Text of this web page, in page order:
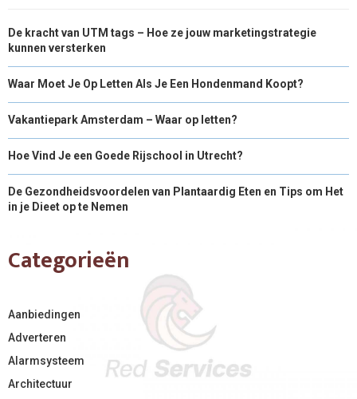
De kracht van UTM tags – Hoe ze jouw marketingstrategie
kunnen versterken
Waar Moet Je Op Letten Als Je Een Hondenmand Koopt?
Vakantiepark Amsterdam – Waar op letten?
Hoe Vind Je een Goede Rijschool in Utrecht?
De Gezondheidsvoordelen van Plantaardig Eten en Tips om Het
in je Dieet op te Nemen
Categorieën
Aanbiedingen
Adverteren
Alarmsysteem
Architectuur